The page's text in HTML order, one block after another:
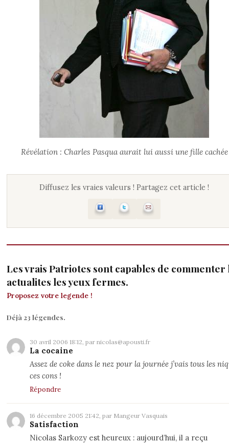
Révélation : Charles Pasqua aurait lui aussi une fille cachée
Diffusez les vraies valeurs ! Partagez cet article !
Les vrais Patriotes sont capables de commenter
actualites les yeux fermes.
Proposez votre legende !
Déjà 23 légendes.
30 avril 2006 18:12, par nicolas@apousti.fr
La cocaine
Assez de coke dans le nez pour la journée j’vais tous les
ces cons !
Répondre
16 décembre 2005 21:42, par Mangeur Vasquais
Satisfaction
Nicolas Sarkozyest heureux : aujourd’hui, il a reçu